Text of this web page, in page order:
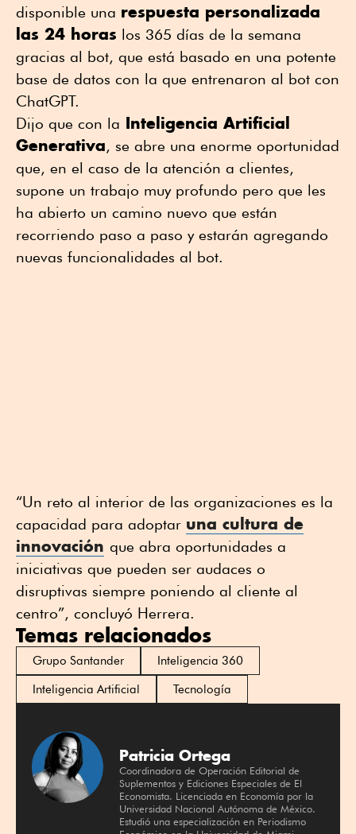
disponible una respuesta personalizada
las 24 horas los 365 días de la semana
gracias al bot, que está basado en una potente
base de datos con la que entrenaron al bot con
ChatGPT.
Dijo que con la Inteligencia Artificial
Generativa, se abre una enorme oportunidad
que, en el caso de la atención a clientes,
supone un trabajo muy profundo pero que les
ha abierto un camino nuevo que están
recorriendo paso a paso y estarán agregando
nuevas funcionalidades al bot.
“Un reto al interior de las organizaciones es la
capacidad para adoptar una cultura de
innovación que abra oportunidades a
iniciativas que pueden ser audaces o
disruptivas siempre poniendo al cliente al
centro”, concluyó Herrera.
Temas relacionados
Grupo Santander
Inteligencia 360
Inteligencia Artificial
Tecnología
Patricia Ortega
Coordinadora de Operación Editorial de
Suplementos y Ediciones Especiales de El
Economista. Licenciada en Economía por la
Universidad Nacional Autónoma de México.
Estudió una especialización en Periodismo